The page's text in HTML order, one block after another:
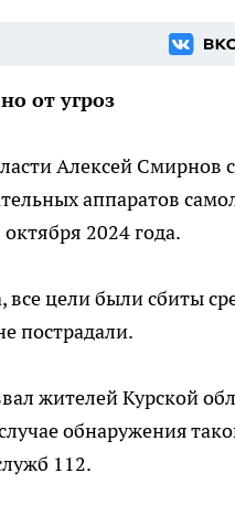
от угроз
Алексей Смирнов
аппаратов
2024 года.
все цели были сбиты
пострадали.
жителей Курской
обнаружения
112.